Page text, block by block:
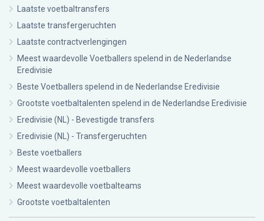
Laatste voetbaltransfers
Laatste transfergeruchten
Laatste contractverlengingen
Meest waardevolle Voetballers spelend in de Nederlandse
Eredivisie
Beste Voetballers spelend in de Nederlandse Eredivisie
Grootste voetbaltalenten spelend in de Nederlandse Eredivisie
Eredivisie (NL) - Bevestigde transfers
Eredivisie (NL) - Transfergeruchten
Beste voetballers
Meest waardevolle voetballers
Meest waardevolle voetbalteams
Grootste voetbaltalenten